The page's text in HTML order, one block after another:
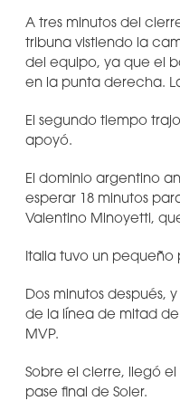
A tres minutos del
tribuna vistiendo la
del equipo, ya que el
en la punta derecha.
El segundo tiempo
apoyó.
El dominio argentino
esperar 18 minutos
Valentino Minoyetti,
Italia tuvo un
Dos minutos
de la línea de mitad
MVP.
Sobre el cierre, llegó
pase final de Soler.